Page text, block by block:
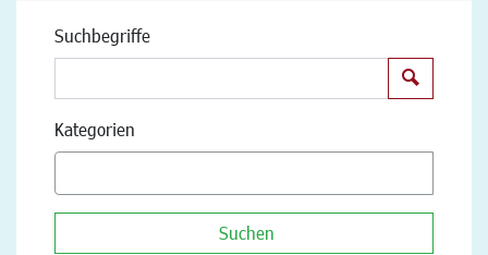
Suchbegriffe
Kategorien
Suchen